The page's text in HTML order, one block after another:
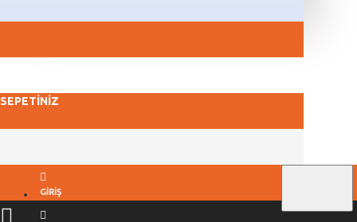
SEPETINIZ
GIRIŞ